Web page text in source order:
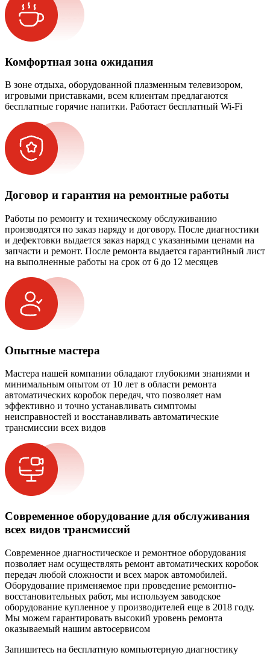
Комфортная зона ожидания
В зоне отдыха, оборудованной плазменным телевизором,
игровыми приставками, всем клиентам предлагаются
бесплатные горячие напитки. Работает бесплатный Wi-Fi
Договор и гарантия на ремонтные работы
Работы по ремонту и техническому обслуживанию
производятся по заказ наряду и договору. После диагностики
и дефектовки выдается заказ наряд с указанными ценами на
запчасти и ремонт. После ремонта выдается гарантийный лист
на выполненные работы на срок от 6 до 12 месяцев
Опытные мастера
Мастера нашей компании обладают глубокими знаниями и
минимальным опытом от 10 лет в области ремонта
автоматических коробок передач, что позволяет нам
эффективно и точно устанавливать симптомы
неисправностей и восстанавливать автоматические
трансмиссии всех видов
Современное оборудование для обслуживания
всех видов трансмиссий
Современное диагностическое и ремонтное оборудования
позволяет нам осуществлять ремонт автоматических коробок
передач любой сложности и всех марок автомобилей.
Оборудование применяемое при проведение ремонтно-
восстановительных работ, мы используем заводское
оборудование купленное у производителей еще в 2018 году.
Мы можем гарантировать высокий уровень ремонта
оказываемый нашим автосервисом
Запишитесь на бесплатную компьютерную диагностику